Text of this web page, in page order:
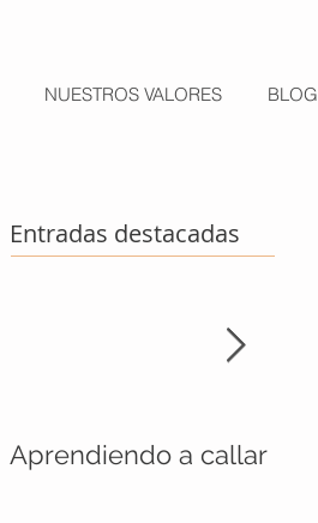
NUESTROS VALORES BLOG
Entradas destacadas
Aprendiendo a callar